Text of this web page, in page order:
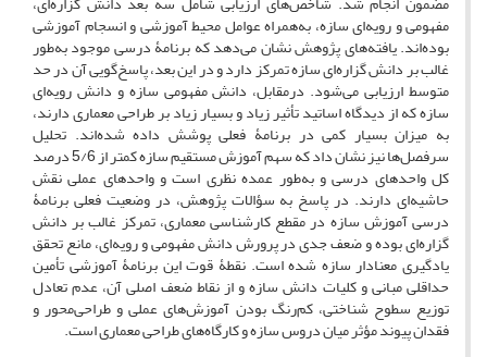
مفهومی و رویه‌ای سازه، به‌همراه عوامل محیط آموزشی و انسجام آموزشی
بوده‌اند. یافته‌های پژوهش نشان می‌دهد که برنامۀ درسی موجود به‌طور
غالب بر دانش گزاره‌ای سازه تمرکز دارد و در این بعد، پاسخ‌گویی آن در حد
متوسط ارزیابی می‌شود. درمقابل، دانش مفهومی سازه و دانش رویه‌ای
سازه که از دیدگاه اساتید تأثیر زیاد و بسیار زیاد بر طراحی معماری دارند،
به میزان بسیار کمی در برنامۀ فعلی پوشش داده شده‌اند. تحلیل
سرفصل‌ها نیز نشان داد که سهم آموزش مستقیم سازه کمتر از 5/6 درصد
کل واحدهای درسی و به‌طور عمده نظری است و واحدهای عملی نقش
حاشیه‌ای دارند. در پاسخ به سؤالات پژوهش، در وضعیت فعلی برنامۀ
درسی آموزش سازه در مقطع کارشناسی معماری، تمرکز غالب بر دانش
گزاره‌ای بوده و ضعف جدی در پرورش دانش مفهومی و رویه‌ای، مانع تحقق
یادگیری معنادار سازه شده است. نقطۀ قوت این برنامۀ آموزشی تأمین
حداقلی مبانی و کلیات دانش سازه و از نقاط ضعف اصلی آن، عدم تعادل
توزیع سطوح شناختی، کم‌رنگ بودن آموزش‌های عملی و طراحی‌محور و
فقدان پیوند مؤثر میان دروس سازه و کارگاه‌های طراحی معماری است.